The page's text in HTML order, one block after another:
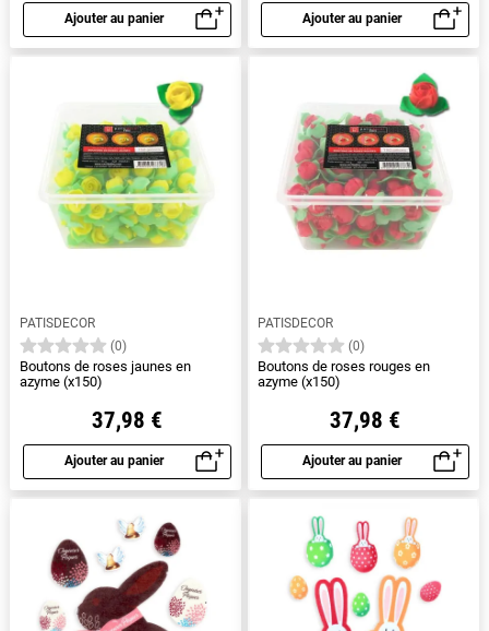
Ajouter au panier
Aperçu rapide
Ajouter au panier
Aperçu rapide
PATISDECOR
(0)
Boutons de roses jaunes en
azyme (x150)
37,98 €
Ajouter au panier
Aperçu rapide
PATISDECOR
(0)
Boutons de roses rouges en
azyme (x150)
37,98 €
Ajouter au panier
Aperçu rapide